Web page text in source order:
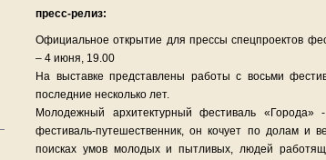
пресс-релиз:
Официальное открытие для прессы спецпроектов
– 4 июня, 19.00
На выставке представлены работы с восьми
последние несколько лет.
Молодежный архитектурный фестиваль «Города» -
фестиваль-путешественник, он кочует по долам и
поисках умов молодых и пытливых, людей